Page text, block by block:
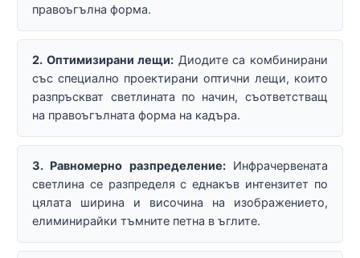
правоъгълна форма.
2. Оптимизирани лещи: Диодите са комбинирани
със специално проектирани оптични лещи, които
разпръскват светлината по начин, съответстващ
на правоъгълната форма на кадъра.
3. Равномерно разпределение:Инфрачервената
светлина се разпределя с еднакъв интензитет по
цялата ширина и височина на изображението,
елиминирайки тъмните петна в ъглите.